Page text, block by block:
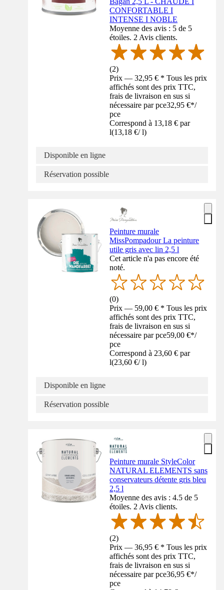
CONFORTABLE I
INTENSE I NOBLE
Moyenne des avis : 5 de 5
étoiles. 2 Avis clients.
(2)
Prix — 32,95 € * Tous les prix
affichés sont des prix TTC,
frais de livraison en sus si
nécessaire par pce32,95 €*/
pce
Correspond à 13,18 € par
l(13,18 €/ l)
Disponible en ligne
Réservation possible
Peinture murale
MissPompadour La peinture
utile gris avec lin 2,5 l
Cet article n'a pas encore été
noté.
(0)
Prix — 59,00 € * Tous les prix
affichés sont des prix TTC,
frais de livraison en sus si
nécessaire par pce59,00 €*/
pce
Correspond à 23,60 € par
l(23,60 €/ l)
Disponible en ligne
Réservation possible
Peinture murale StyleColor
NATURAL ELEMENTS sans
conservateurs détente gris bleu
2,5 l
Moyenne des avis : 4.5 de 5
étoiles. 2 Avis clients.
(2)
Prix — 36,95 € * Tous les prix
affichés sont des prix TTC,
frais de livraison en sus si
nécessaire par pce36,95 €*/
pce